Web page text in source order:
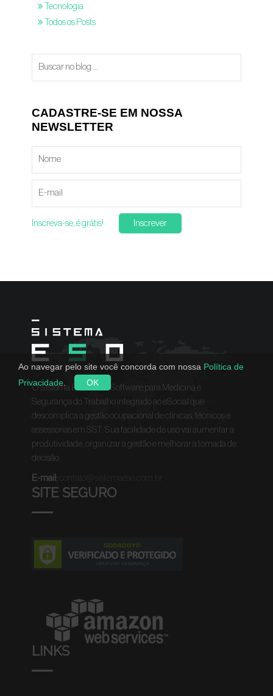
Tecnologia
Todos os Posts
CADASTRE-SE EM NOSSA
NEWSLETTER
Inscreva-se, é grátis! Inscrever
O Sistema ESO é um Software para Medicina e
Segurança do Trabalho integrado ao eSocial que
descomplica a gestão ocupacional de clínicas, técnicos e
assessorias em SST. Sua facilidade de uso vai aumentar a
produtividade, organizar a gestão e melhorar a tomada de
decisão.
E-mail:
SITE SEGURO
LINKS
Ao navegar pelo site você concorda com nossa Política de
Privacidade
OK